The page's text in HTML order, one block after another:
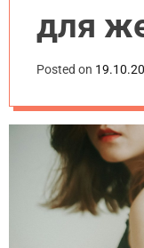
для
2025
Posted on